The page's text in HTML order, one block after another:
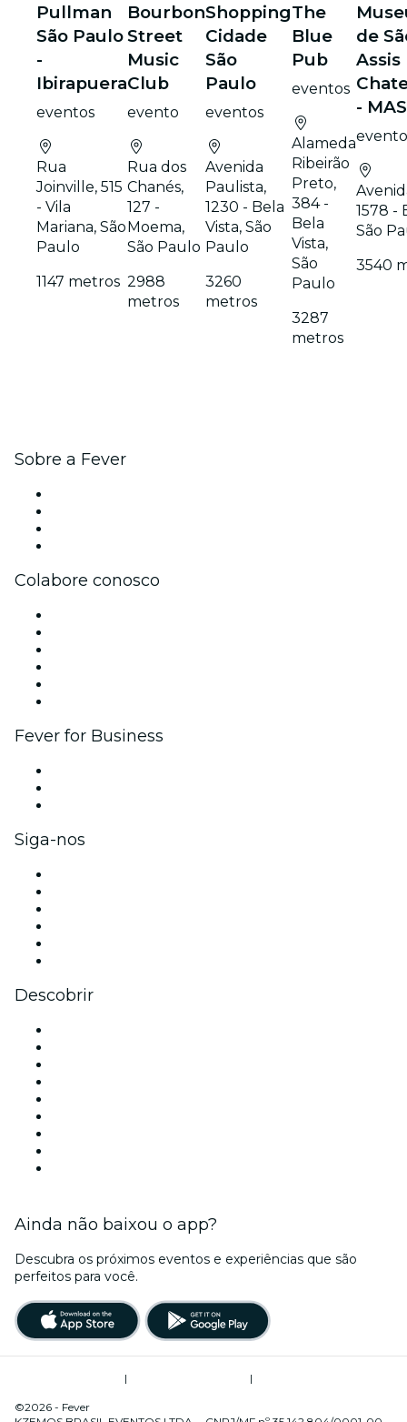
Pullman
São Paulo
-
Ibirapuera
eventos
Rua
Joinville, 515
- Vila
Mariana, São
Paulo
1147 metros
Bourbon
Street
Music
Club
evento
Rua dos
Chanés,
127 -
Moema,
São Paulo
2988
metros
Shopping
Cidade
São
Paulo
eventos
Avenida
Paulista,
1230 - Bela
Vista, São
Paulo
3260
metros
The
Blue
Pub
eventos
Alameda
Ribeirão
Preto,
384 -
Bela
Vista,
São
Paulo
3287
metros
de
Assis
-
1578 -
São
3540
Sobre a Fever
Colabore conosco
Fever for Business
Siga-nos
Descobrir
Ainda não baixou o app?
Descubra os próximos eventos e experiências que são
perfeitos para você.
|
|
©2026 - Fever